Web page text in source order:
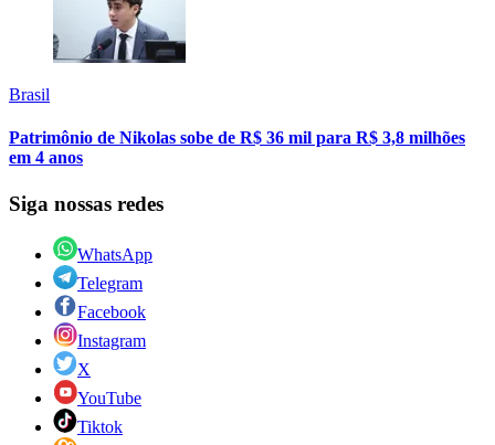
Brasil
Patrimônio de Nikolas sobe de R$ 36 mil para R$ 3,8 milhões
em 4 anos
Siga nossas redes
WhatsApp
Telegram
Facebook
Instagram
X
YouTube
Tiktok